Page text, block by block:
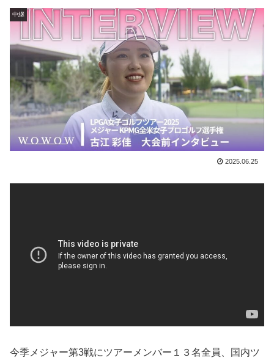
中継
2025.06.25
今季メジャー第3戦にツアーメンバー１３名全員、国内ツ